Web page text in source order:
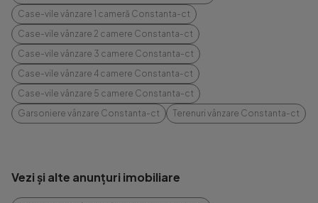
Case-vile vânzare 1 cameră Constanta-ct
Case-vile vânzare 2 camere Constanta-ct
Case-vile vânzare 3 camere Constanta-ct
Case-vile vânzare 4 camere Constanta-ct
Case-vile vânzare 5 camere Constanta-ct
Garsoniere vânzare Constanta-ct
Terenuri vânzare Constanta-ct
Vezi și alte anunțuri imobiliare